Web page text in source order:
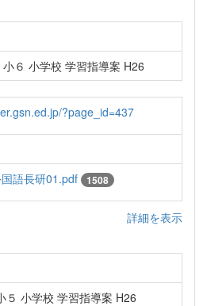
６ 小学校 学習指導案 H26
?page_id=437
語長研01.pdf 1508
詳細を表示
５ 小学校 学習指導案 H26